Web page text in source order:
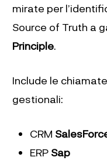
mirate per
Source of Truth a
Principle.
Include le
gestionali:
CRM
ERP Sap